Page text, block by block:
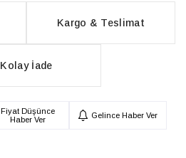
Kargo & Teslimat
Kolay İade
Fiyat Düşünce
Haber Ver
Gelince Haber Ver